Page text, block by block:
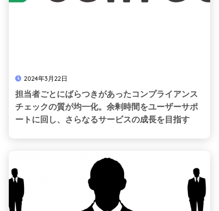
2024年3月22日
担当者ごとにばらつきがあったコンプライアンス
チェックの質が均一化。余剰時間をユーザーサポ
ートに回し、さらなるサービスの成長を目指す